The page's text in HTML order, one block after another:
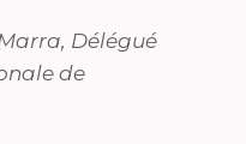
Délégué
de